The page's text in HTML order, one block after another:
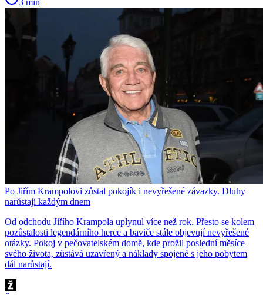
3 min
Po Jiřím Krampolovi zůstal pokojík i nevyřešené závazky. Dluhy
narůstají každým dnem
Od odchodu Jiřího Krampola uplynul více než rok. Přesto se kolem
pozůstalosti legendárního herce a baviče stále objevují nevyřešené
otázky. Pokoj v pečovatelském domě, kde prožil poslední měsíce
svého života, zůstává uzavřený a náklady spojené s jeho pobytem
dál narůstají.